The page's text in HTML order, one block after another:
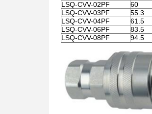
LSQ-CVV-02PF
60
LSQ-CVV-03PF
55.3
LSQ-CVV-04PF
61.5
LSQ-CVV-06PF
83.5
LSQ-CVV-08PF
94.5